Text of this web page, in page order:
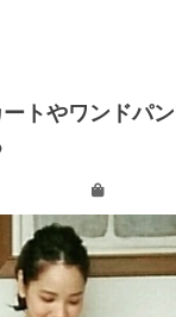
トやワンドパ